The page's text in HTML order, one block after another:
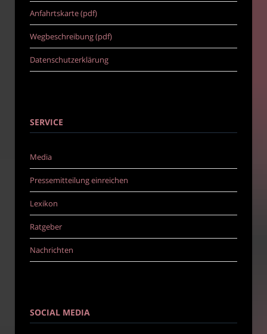
Anfahrtskarte (pdf)
Wegbeschreibung (pdf)
Datenschutzerklärung
SERVICE
Media
Pressemitteilung einreichen
Lexikon
Ratgeber
Nachrichten
SOCIAL MEDIA